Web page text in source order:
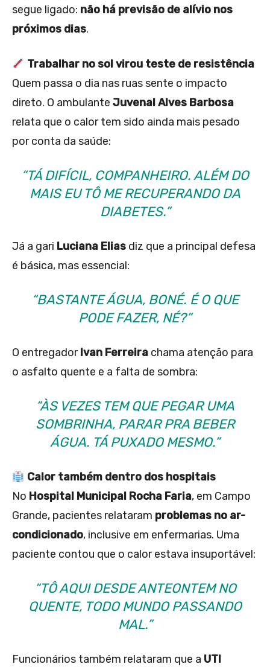
segue ligado: não há previsão de alívio nos
próximos dias.
Trabalhar no sol virou teste de resistência
Quem passa o dia nas ruas sente o impacto
direto. O ambulante Juvenal Alves Barbosa
relata que o calor tem sido ainda mais pesado
por conta da saúde:
“TÁ DIFÍCIL, COMPANHEIRO. ALÉM DO
MAIS EU TÔ ME RECUPERANDO DA
DIABETES.”
Já a gari Luciana Elias diz que a principal defesa
é básica, mas essencial:
“BASTANTE ÁGUA, BONÉ. É O QUE
PODE FAZER, NÉ?”
O entregadorIvan Ferreira chama atenção para
o asfalto quente e a falta de sombra:
“ÀS VEZES TEM QUE PEGAR UMA
SOMBRINHA, PARAR PRA BEBER
ÁGUA. TÁ PUXADO MESMO.”
Calor também dentro dos hospitais
No Hospital Municipal Rocha Faria, em Campo
Grande, pacientes relataram problemas no ar-
condicionado, inclusive em enfermarias. Uma
paciente contou que o calor estava insuportável:
“TÔ AQUI DESDE ANTEONTEM NO
QUENTE, TODO MUNDO PASSANDO
MAL.”
Funcionários também relataram que a UTI